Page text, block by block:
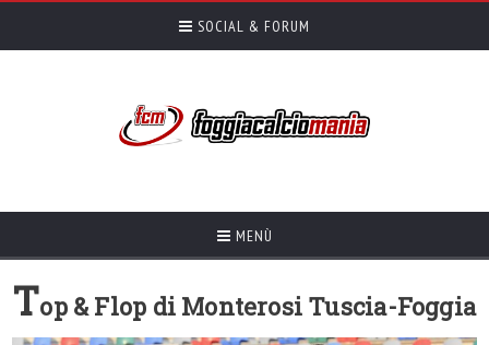
SOCIAL & FORUM
MENÙ
Top & Flop di Monterosi Tuscia-Foggia